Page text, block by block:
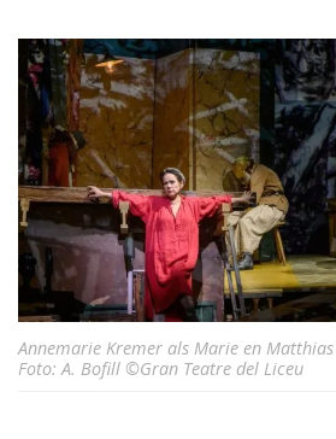
Annemarie Kremer als Marie en Matthias
Foto: A. Bofill ©Gran Teatre del Liceu